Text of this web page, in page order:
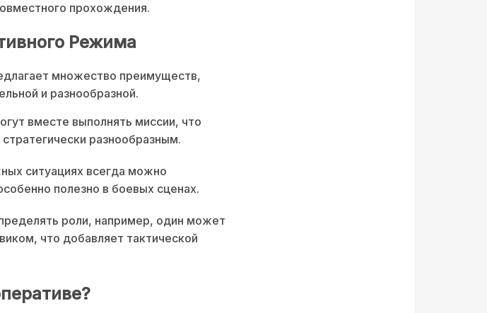
прохождения.
Режима
множество преимуществ,
и разнообразной.
вместе выполнять миссии, что
разнообразным.
ситуациях всегда можно
полезно в боевых сценах.
роли, например, один может
что добавляет тактической